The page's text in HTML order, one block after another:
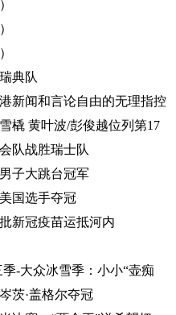
典队
新闻和言论自由的无理指控
橇 黄叶波/彭俊越位列第17
队战胜瑞士队
子大跳台冠军
国选手夺冠
新冠疫苗运抵河内
季-大众冰雪季：小小“壶痴
茨·盖格尔夺冠